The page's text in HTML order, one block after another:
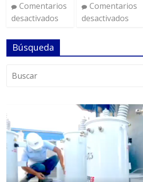
Comentarios
desactivados
Comentarios
desactivados
Búsqueda